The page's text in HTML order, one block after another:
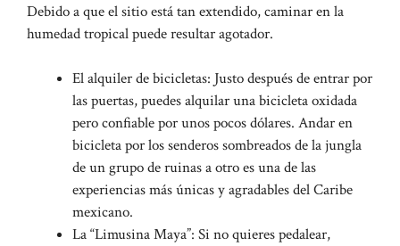
Debido a que el sitio está tan extendido, caminar en la
humedad tropical puede resultar agotador.
El alquiler de bicicletas: Justo después de entrar por
las puertas, puedes alquilar una bicicleta oxidada
pero confiable por unos pocos dólares. Andar en
bicicleta por los senderos sombreados de la jungla
de un grupo de ruinas a otro es una de las
experiencias más únicas y agradables del Caribe
mexicano.
La “Limusina Maya”: Si no quieres pedalear,